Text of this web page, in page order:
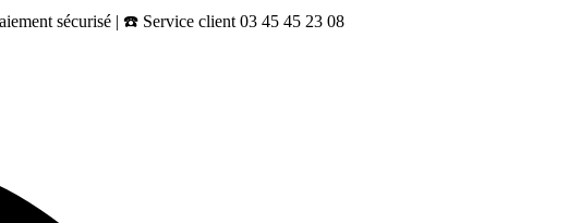
sécurisé | ☎️ Service client 03 45 45 23 08